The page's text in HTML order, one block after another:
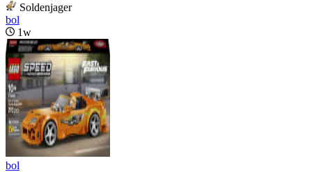
Soldenjager
bol
1w
bol